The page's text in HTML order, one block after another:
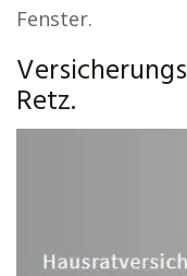
Fenster.
Retz.